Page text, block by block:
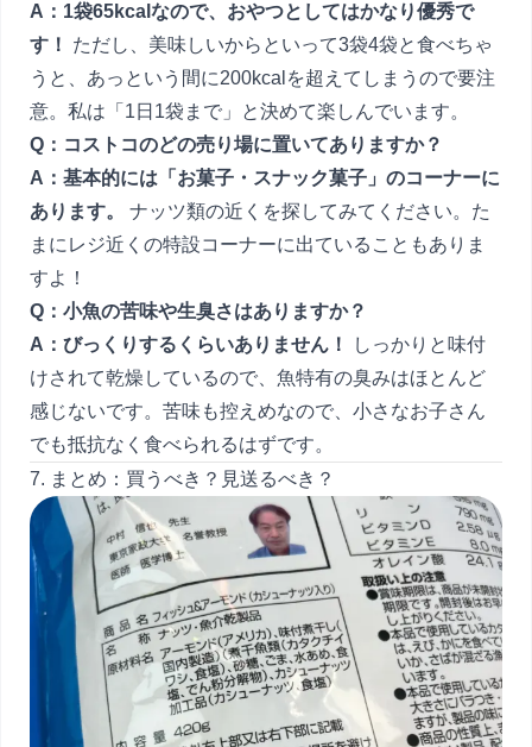
A：1袋65kcalなので、おやつとしてはかなり優秀で
す！
ただし、美味しいからといって3袋4袋と食べちゃ
うと、あっという間に200kcalを超えてしまうので要注
意。私は「1日1袋まで」と決めて楽しんでいます。
Q：コストコのどの売り場に置いてありますか？
A：基本的には「お菓子・スナック菓子」のコーナーに
あります。
ナッツ類の近くを探してみてください。た
まにレジ近くの特設コーナーに出ていることもありま
すよ！
Q：小魚の苦味や生臭さはありますか？
A：びっくりするくらいありません！
しっかりと味付
けされて乾燥しているので、魚特有の臭みはほとんど
感じないです。苦味も控えめなので、小さなお子さん
でも抵抗なく食べられるはずです。
7. まとめ：買うべき？見送るべき？